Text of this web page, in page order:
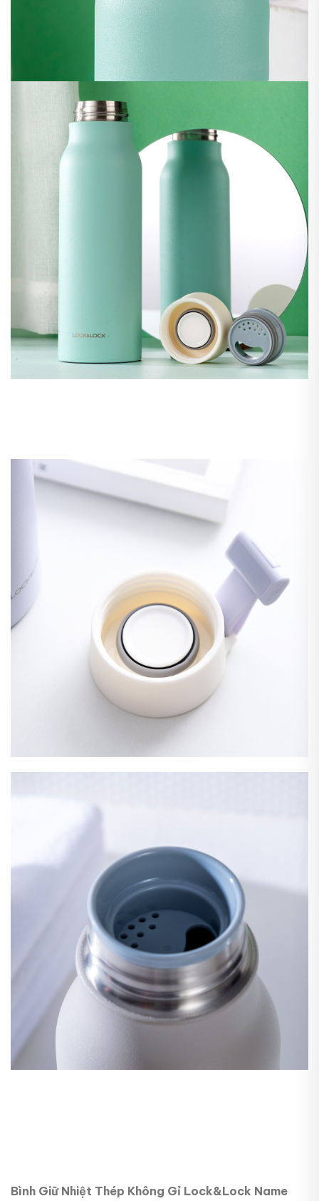
Bình Giữ Nhiệt Thép Không Gỉ Lock&Lock Name